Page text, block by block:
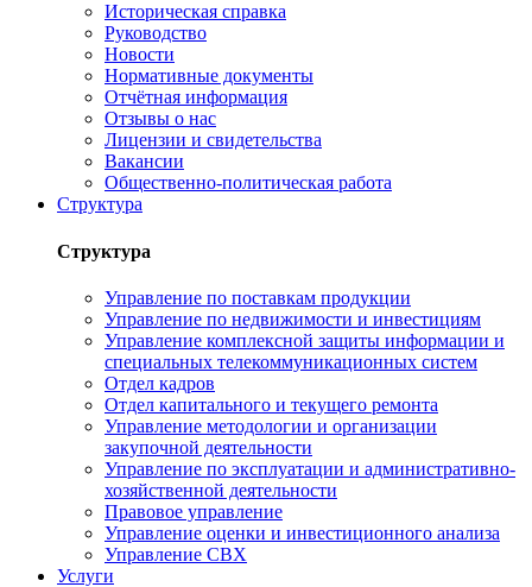
Историческая справка
Руководство
Новости
Нормативные документы
Отчётная информация
Отзывы о нас
Лицензии и свидетельства
Вакансии
Общественно-политическая работа
Структура
Структура
Управление по поставкам продукции
Управление по недвижимости и инвестициям
Управление комплексной защиты информации и
специальных телекоммуникационных систем
Отдел кадров
Отдел капитального и текущего ремонта
Управление методологии и организации
закупочной деятельности
Управление по эксплуатации и административно-
хозяйственной деятельности
Правовое управление
Управление оценки и инвестиционного анализа
Управление СВХ
Услуги